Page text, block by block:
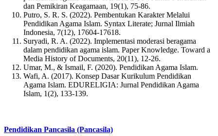
dan Pemikiran Keagamaan, 19(1), 75-86.
Putro, S. R. S. (2022). Pembentukan Karakter Melalui
Pendidikan Agama Islam. Syntax Literate; Jurnal Ilmiah
Indonesia, 7(12), 17604-17618.
Suryadi, R. A. (2022). Implementasi moderasi beragama
dalam pendidikan agama islam. Paper Knowledge. Toward a
Media History of Documents, 20(11), 12-26.
Umar, M., & Ismail, F. (2020). Pendidikan Agama Islam.
Wafi, A. (2017). Konsep Dasar Kurikulum Pendidikan
Agama Islam. EDURELIGIA: Jurnal Pendidikan Agama
Islam, 1(2), 133-139.
Pendidikan Pancasila (Pancasila)